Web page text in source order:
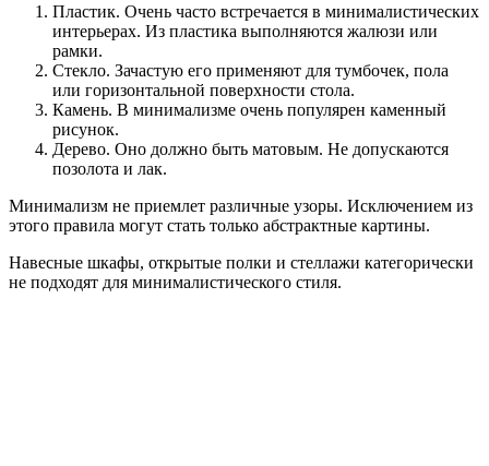
Пластик. Очень часто встречается в минималистических
интерьерах. Из пластика выполняются жалюзи или
рамки.
Стекло. Зачастую его применяют для тумбочек, пола
или горизонтальной поверхности стола.
Камень. В минимализме очень популярен каменный
рисунок.
Дерево. Оно должно быть матовым. Не допускаются
позолота и лак.
Минимализм не приемлет различные узоры. Исключением из
этого правила могут стать только абстрактные картины.
Навесные шкафы, открытые полки и стеллажи категорически
не подходят для минималистического стиля.